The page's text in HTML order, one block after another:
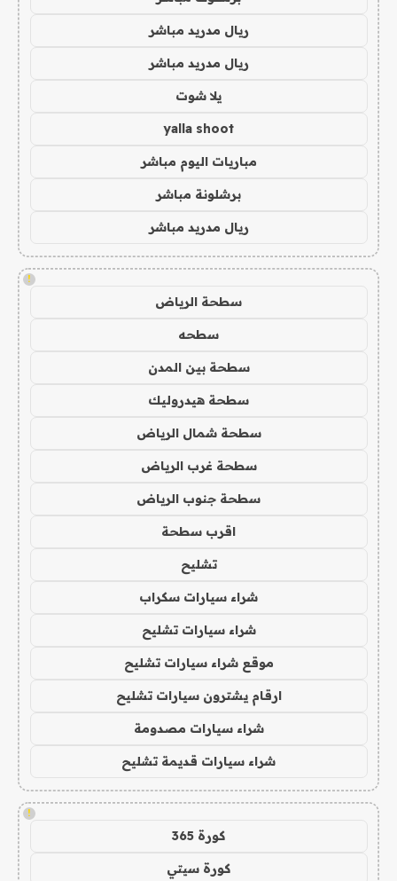
ريال مدريد مباشر
ريال مدريد مباشر
يلا شوت
yalla shoot
مباريات اليوم مباشر
برشلونة مباشر
ريال مدريد مباشر
!
سطحة الرياض
سطحه
سطحة بين المدن
سطحة هيدروليك
سطحة شمال الرياض
سطحة غرب الرياض
سطحة جنوب الرياض
اقرب سطحة
تشليح
شراء سيارات سكراب
شراء سيارات تشليح
موقع شراء سيارات تشليح
ارقام يشترون سيارات تشليح
شراء سيارات مصدومة
شراء سيارات قديمة تشليح
!
كورة 365
كورة سيتي